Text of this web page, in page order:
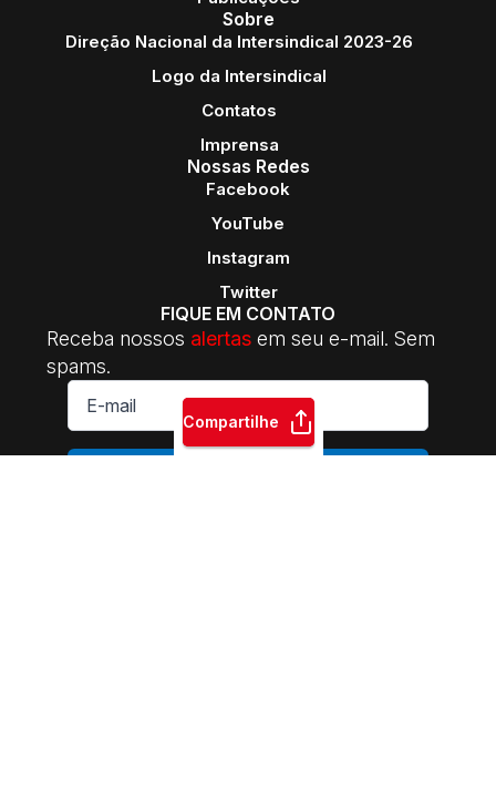
Compartilhe
Sobre
Direção Nacional da Intersindical 2023-26
Logo da Intersindical
Contatos
Imprensa
Nossas Redes
Facebook
YouTube
Instagram
Twitter
FIQUE EM CONTATO
Receba nossos alertas em seu e-mail. Sem
spams.
E-
mail